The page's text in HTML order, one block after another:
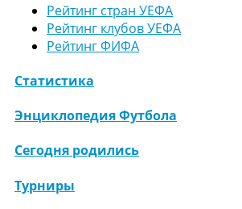
Рейтинг стран УЕФА
Рейтинг клубов УЕФА
Рейтинг ФИФА
Статистика
Энциклопедия Футбола
Сегодня родились
Турниры